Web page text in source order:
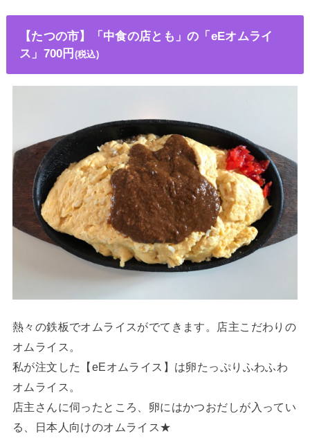
【たつの市】「中食の店とも」の 「eEオムライ
ス」700円(税込)
熱々の鉄板でオムライスがでてきます。店主こだわりの
オムライス。
私が注文した【eEオムライス】は卵たっぷりふわふわ
オムライス。
店主さんに伺ったところ、卵にはかつおだしが入ってい
る、日本人向けのオムライス★